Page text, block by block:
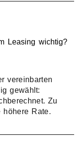
Leasing wichtig?
vereinbarten
gewählt:
Zu
Rate.